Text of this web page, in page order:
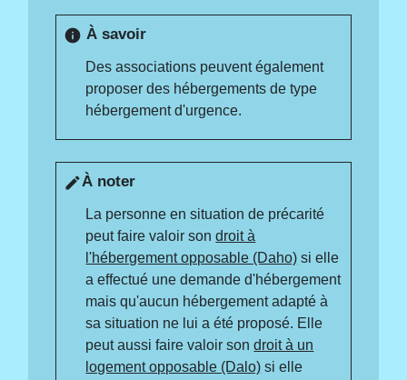
info À savoir
Des associations peuvent également
proposer des hébergements de type
hébergement d'urgence.
editÀ noter
La personne en situation de précarité
peut faire valoir sondroit à
l'hébergement opposable (Daho) si elle
a effectué une demande d'hébergement
mais qu'aucun hébergement adapté à
sa situation ne lui a été proposé. Elle
peut aussi faire valoir sondroit à un
logement opposable (Dalo) si elle